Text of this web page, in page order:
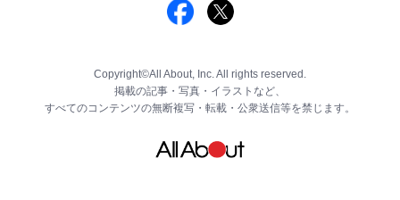
Copyright©All About, Inc. All rights reserved.
掲載の記事・写真・イラストなど、
すべてのコンテンツの無断複写・転載・公衆送信等を禁じます。